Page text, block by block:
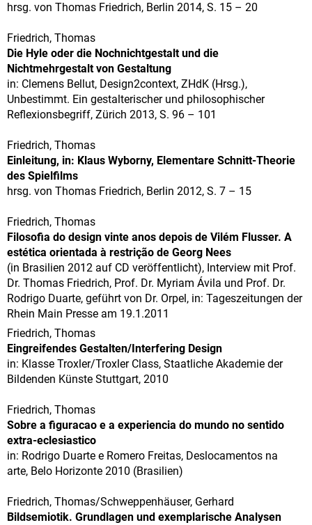
hrsg. von Thomas Friedrich, Berlin 2014, S. 15 – 20
Friedrich, Thomas
Die Hyle oder die Nochnichtgestalt und die
Nichtmehrgestalt von Gestaltung
in: Clemens Bellut, Design2context, ZHdK (Hrsg.),
Unbestimmt. Ein gestalterischer und philosophischer
Reflexionsbegriff, Zürich 2013, S. 96 – 101
Friedrich, Thomas
Einleitung, in: Klaus Wyborny, Elementare Schnitt-Theorie
des Spielfilms
hrsg. von Thomas Friedrich, Berlin 2012, S. 7 – 15
Friedrich, Thomas
Filosofia do design vinte anos depois de Vilém Flusser. A
estética orientada à restrição de Georg Nees
(in Brasilien 2012 auf CD veröffentlicht), Interview mit Prof.
Dr. Thomas Friedrich, Prof. Dr. Myriam Ávila und Prof. Dr.
Rodrigo Duarte, geführt von Dr. Orpel, in: Tageszeitungen der
Rhein Main Presse am 19.1.2011
Friedrich, Thomas
Eingreifendes Gestalten/Interfering Design
in: Klasse Troxler/Troxler Class, Staatliche Akademie der
Bildenden Künste Stuttgart, 2010
Friedrich, Thomas
Sobre a figuracao e a experiencia do mundo no sentido
extra-eclesiastico
in: Rodrigo Duarte e Romero Freitas, Deslocamentos na
arte, Belo Horizonte 2010 (Brasilien)
Friedrich, Thomas/Schweppenhäuser, Gerhard
Bildsemiotik. Grundlagen und exemplarische Analysen